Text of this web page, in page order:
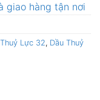
giao hàng tận nơi
Lực 32, Dầu Thuỷ